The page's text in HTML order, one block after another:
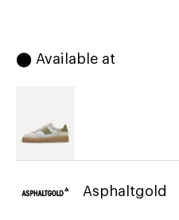
⬤ Available at
Asphaltgold